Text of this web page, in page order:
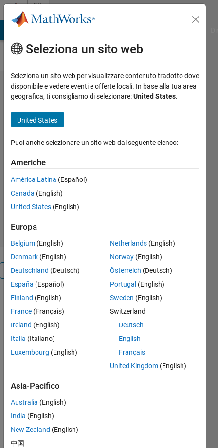
Vai al contenuto
File
Exchange
Chaos
test
of a noisy time series
exponent.
Ahmed BenSaïda
Versione 5.1.0.0
6,3K download
5,00/5
Panoramica
This test
performs the
chaotic
dynamics of
a noisy time
exponent.
The input is
observed
time series
which can
Seleziona un sito web
Seleziona un sito web per visualizzare contenuto tradotto dove
disponibile e vedere eventi e offerte locali. In base alla tua area
geografica, ti consigliamo di selezionare:United States.
United States
Puoi anche selezionare un sito web dal seguente elenco:
Americhe
América Latina (Español)
Canada (English)
United States (English)
Europa
Belgium (English)
Denmark (English)
Deutschland (Deutsch)
España (Español)
Finland (English)
France (Français)
Ireland (English)
Italia (Italiano)
Luxembourg (English)
Netherlands (English)
Norway (English)
Österreich (Deutsch)
Portugal (English)
Sweden (English)
Switzerland
Deutsch
English
Français
United Kingdom (English)
Asia-Pacifico
Australia (English)
India (English)
New Zealand (English)
中国